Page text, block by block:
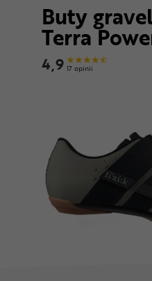
Mapa
Kaski
Buty
Nowości
Superoferta
Buty
Terra
4,9 17 opinii